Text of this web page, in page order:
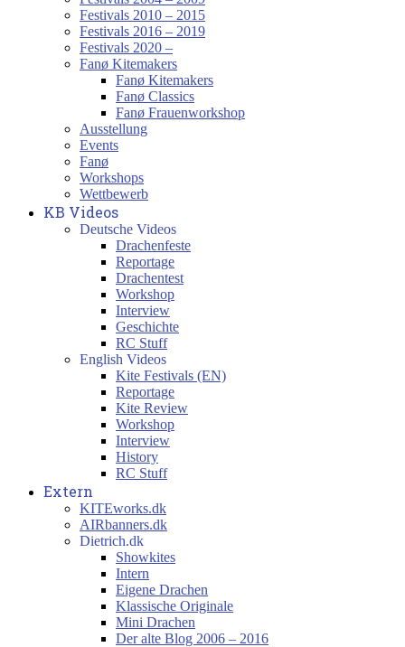
Festivals 2010 – 2015
Festivals 2016 – 2019
Festivals 2020 –
Fanø Kitemakers
Fanø Kitemakers
Fanø Classics
Fanø Frauenworkshop
Ausstellung
Events
Fanø
Workshops
Wettbewerb
KB Videos
Deutsche Videos
Drachenfeste
Reportage
Drachentest
Workshop
Interview
Geschichte
RC Stuff
English Videos
Kite Festivals (EN)
Reportage
Kite Review
Workshop
Interview
History
RC Stuff
Extern
KITEworks.dk
AIRbanners.dk
Dietrich.dk
Showkites
Intern
Eigene Drachen
Klassische Originale
Mini Drachen
Der alte Blog 2006 – 2016